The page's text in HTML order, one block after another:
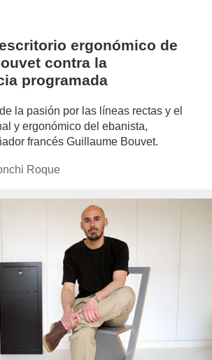
ergonómico de
contra la
programada
la pasión por las líneas rectas y el
y ergonómico del ebanista,
francés Guillaume Bouvet.
www.experimenta.es/author/conchi-
Roque